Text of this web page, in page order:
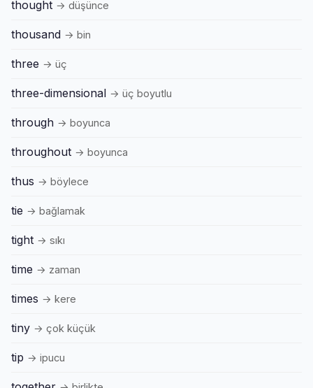
thought → düşünce
thousand → bin
three → üç
three-dimensional → üç boyutlu
through → boyunca
throughout → boyunca
thus → böylece
tie → bağlamak
tight → sıkı
time → zaman
times → kere
tiny → çok küçük
tip → ipucu